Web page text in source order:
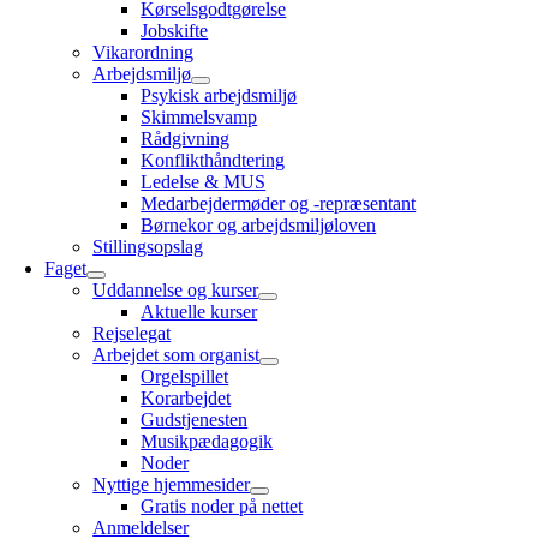
Kørselsgodtgørelse
Jobskifte
Vikarordning
Arbejdsmiljø
Psykisk arbejdsmiljø
Skimmelsvamp
Rådgivning
Konflikthåndtering
Ledelse & MUS
Medarbejdermøder og -repræsentant
Børnekor og arbejdsmiljøloven
Stillingsopslag
Faget
Uddannelse og kurser
Aktuelle kurser
Rejselegat
Arbejdet som organist
Orgelspillet
Korarbejdet
Gudstjenesten
Musikpædagogik
Noder
Nyttige hjemmesider
Gratis noder på nettet
Anmeldelser